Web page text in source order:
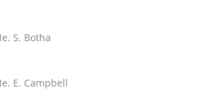
S. Botha
E. Campbell